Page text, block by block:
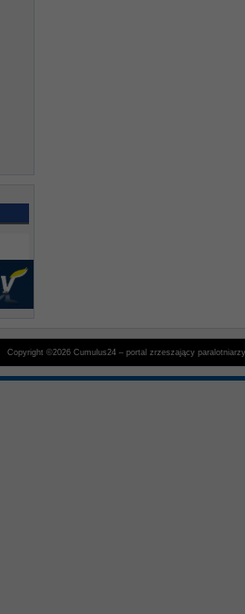
Copyright ©2026 Cumulus24 – portal zrzeszający